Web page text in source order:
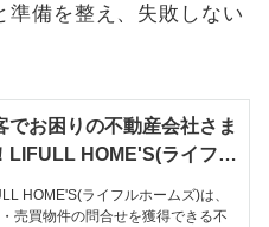
準備を整え、失敗しない
でお困りの不動産会社さま
LIFULL HOME'S(ライフル
仲介・管理
HOME'S(ライフルホームズ)は、
売買物件の問合せを獲得できる不